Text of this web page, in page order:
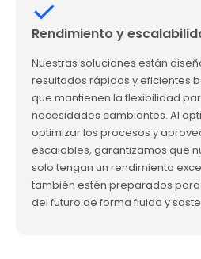
Rendimiento y
Nuestras soluciones están
resultados rápidos y eficientes
que mantienen la flexibilidad
necesidades cambiantes. Al
optimizar los procesos y
escalables, garantizamos que
solo tengan un rendimiento
también estén preparados
del futuro de forma fluida y